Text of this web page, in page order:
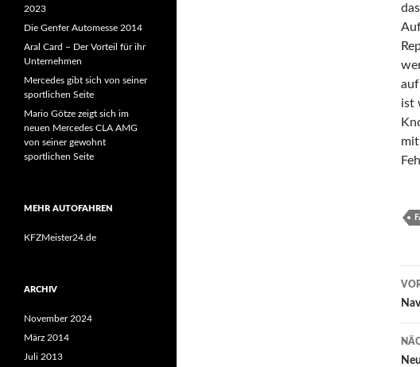
ist
2023
Die Genfer Automesse 2014
Aral Card – Der Vorteil für ihr
Unternehmen
Mercedes gibt sich von seiner
sportlichen Seite
Mario Götze zeigt sich im
neuen Mercedes CLA AMG
von seiner gewohnt
sportlichen Seite
MEHR AUTOFAHREN
KFZMeister24.de
ARCHIV
November 2024
März 2014
Juli 2013